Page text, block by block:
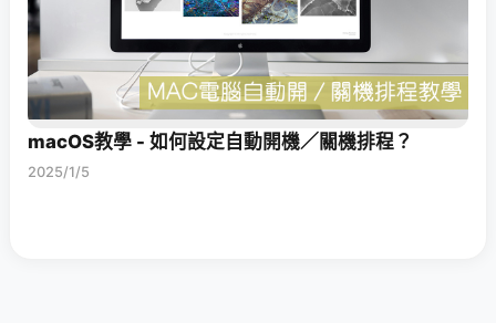
macOS教學 - 如何設定自動開機／關機排程？
2025/1/5